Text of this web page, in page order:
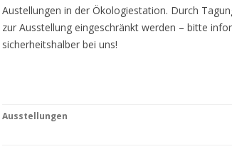
Austellungen in der Ökologiestation. Durch
zur Ausstellung eingeschränkt werden – bitte
sicherheitshalber bei uns!
Ausstellungen